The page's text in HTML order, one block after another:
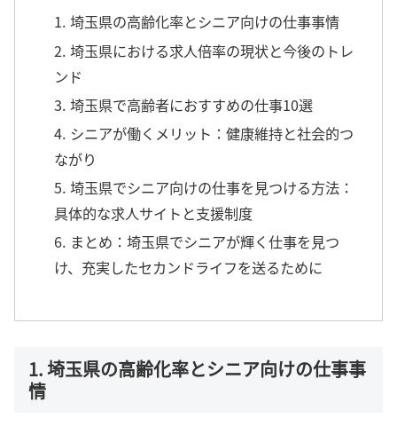
1. 埼玉県の高齢化率とシニア向けの仕事事情
2. 埼玉県における求人倍率の現状と今後のトレ
ンド
3. 埼玉県で高齢者におすすめの仕事10選
4. シニアが働くメリット：健康維持と社会的つ
ながり
5. 埼玉県でシニア向けの仕事を見つける方法：
具体的な求人サイトと支援制度
6. まとめ：埼玉県でシニアが輝く仕事を見つ
け、充実したセカンドライフを送るために
1. 埼玉県の高齢化率とシニア向けの仕事事
情